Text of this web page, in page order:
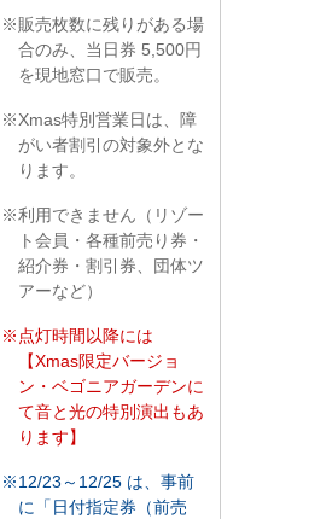
販売枚数に残りがある場
合のみ、当日券 5,500円
を現地窓口で販売。
Xmas特別営業日は、障
がい者割引の対象外とな
ります。
利用できません（リゾー
ト会員・各種前売り券・
紹介券・割引券、団体ツ
アーなど）
点灯時間以降には
【Xmas限定バージョ
ン・ベゴニアガーデンに
て音と光の特別演出もあ
ります】
12/23～12/25 は、事前
に「日付指定券（前売